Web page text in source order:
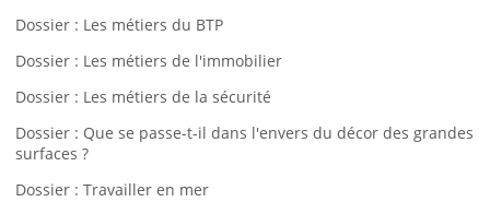
Dossier : Les métiers du BTP
Dossier : Les métiers de l'immobilier
Dossier : Les métiers de la sécurité
Dossier : Que se passe-t-il dans l'envers du décor des grandes
surfaces ?
Dossier : Travailler en mer